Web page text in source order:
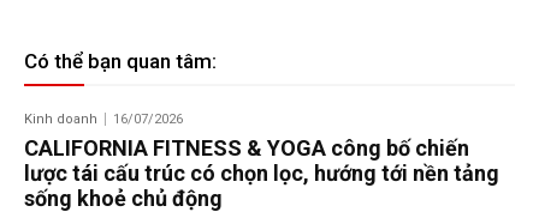
Có thể bạn quan tâm:
Kinh doanh 16/07/2026
CALIFORNIA FITNESS & YOGA công bố chiến
lược tái cấu trúc có chọn lọc, hướng tới nền tảng
sống khoẻ chủ động